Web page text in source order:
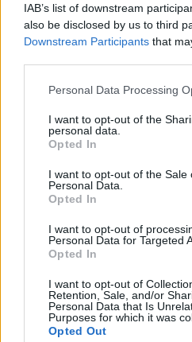
IAB’s list of downstream
also be disclosed by us to third
Downstream Participants that
Personal Data Processing
I want to opt-out of the
personal data.
Opted In
I want to opt-out of the Sale
Personal Data.
Opted In
I want to opt-out of
Personal Data for Targeted
Opted In
I want to opt-out of
Retention, Sale, and/or
Personal Data that Is
Purposes for which it was
Opted Out
Helyi
Amire
Fából épül